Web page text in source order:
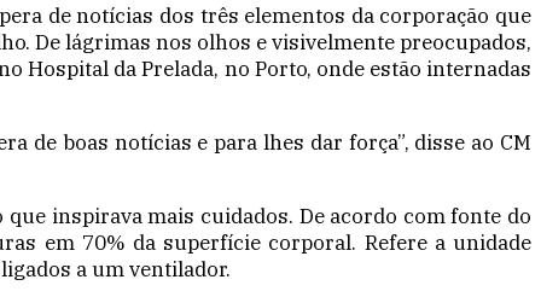
de notícias dos três elementos da corporação que
De lágrimas nos olhos e visivelmente preocupados,
Hospital da Prelada, no Porto, onde estão internadas
de boas notícias e para lhes dar força”, disse ao CM
inspirava mais cuidados. De acordo com fonte do
em 70% da superfície corporal. Refere a unidade
a um ventilador.